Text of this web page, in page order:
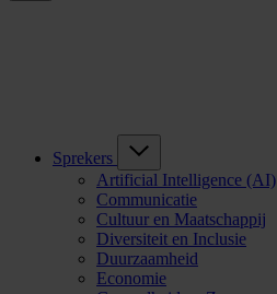
Sprekers
Artificial Intelligence (AI)
Communicatie
Cultuur en Maatschappij
Diversiteit en Inclusie
Duurzaamheid
Economie